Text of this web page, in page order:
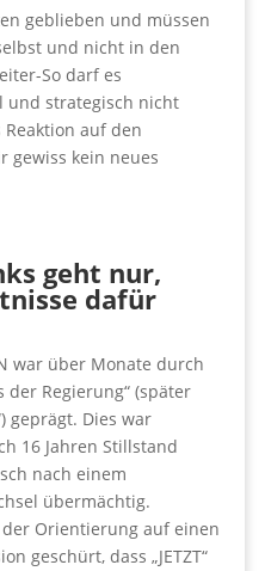
geblieben und müssen
und nicht in den
So darf es
und strategisch nicht
auf den
gewiss kein neues
geht nur,
dafür
war über Monate durch
der Regierung“ (später
geprägt. Dies war
16 Jahren Stillstand
nach einem
übermächtig.
Orientierung auf einen
geschürt, dass „JETZT“